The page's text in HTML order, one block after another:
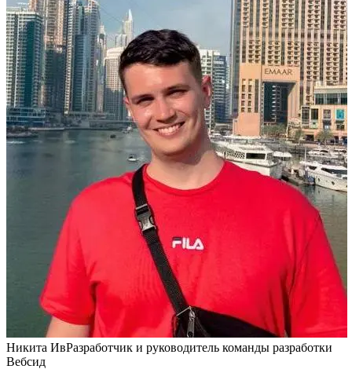
Никита ИвРазработчик и руководитель команды разработки
Вебсид